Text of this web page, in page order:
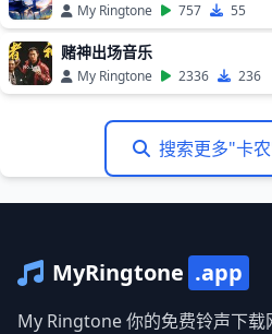
My Ringtone 757 55
赌神出场音乐
My Ringtone 2336 236
搜索更多"卡
MyRingtone .app
My Ringtone 你的免费铃声下载